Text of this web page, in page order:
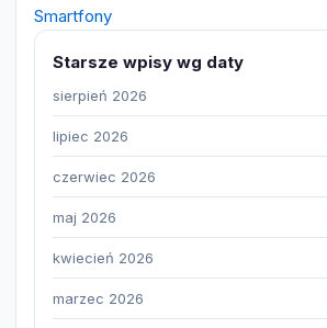
Smartfony
Starsze wpisy wg daty
sierpień 2026
lipiec 2026
czerwiec 2026
maj 2026
kwiecień 2026
marzec 2026